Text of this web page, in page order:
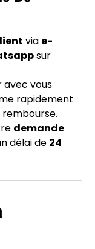
via e-
sur
vous
rapidement
rembourse.
demande
délai de 24